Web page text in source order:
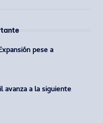
pese a
avanza a la siguiente